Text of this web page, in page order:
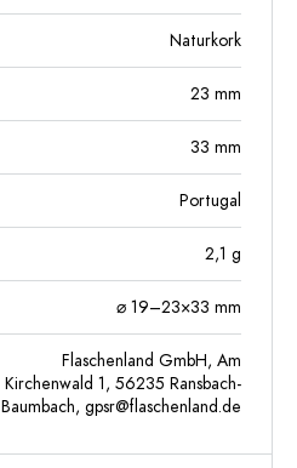
Naturkork
23 mm
33 mm
Portugal
2,1 g
⌀ 19–23×33 mm
Flaschenland GmbH, Am
Kirchenwald 1, 56235 Ransbach-
Baumbach, gpsr@flaschenland.de